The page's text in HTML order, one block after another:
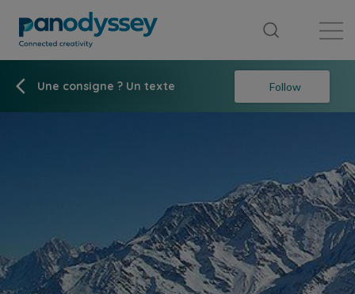
Une consigne ? Un texte Follow